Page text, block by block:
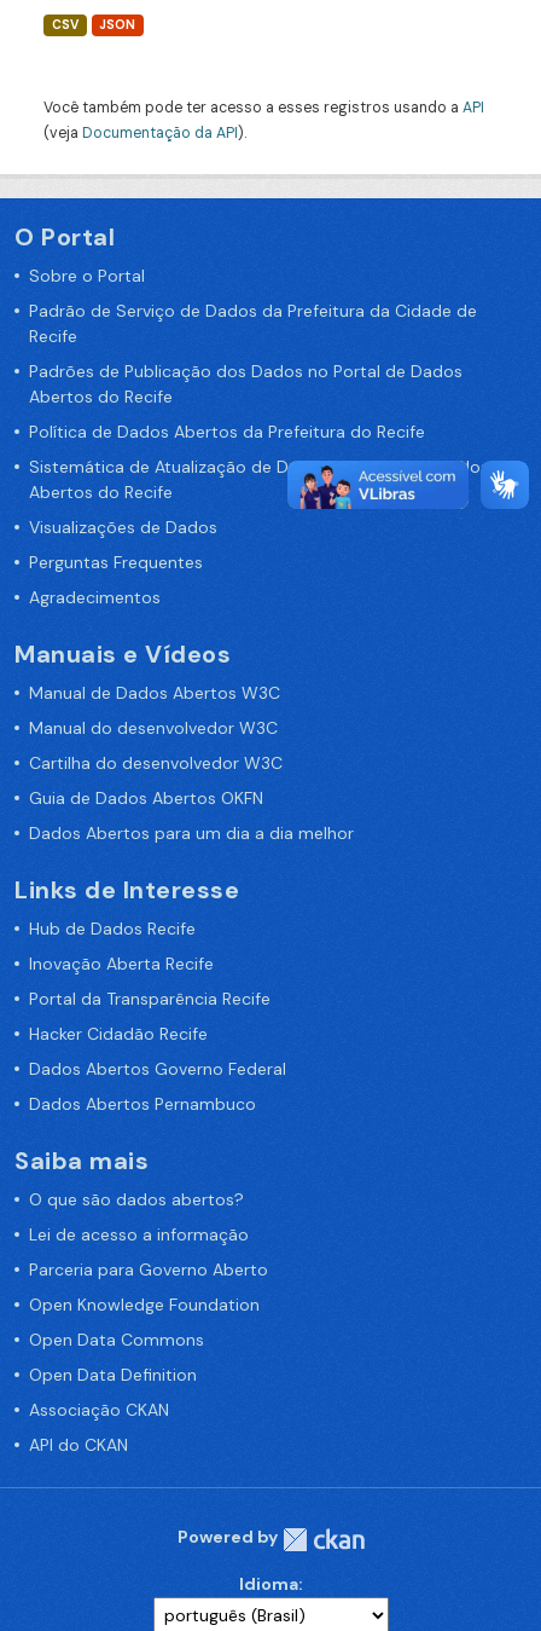
CSV JSON
Você também pode ter acesso a esses registros usando a API
(veja Documentação da API).
O Portal
Sobre o Portal
Padrão de Serviço de Dados da Prefeitura da Cidade de
Recife
Padrões de Publicação dos Dados no Portal de Dados
Abertos do Recife
Política de Dados Abertos da Prefeitura do Recife
Sistemática de Atualização de Dados do Portal de Dados
Abertos do Recife
Visualizações de Dados
Perguntas Frequentes
Agradecimentos
Manuais e Vídeos
Manual de Dados Abertos W3C
Manual do desenvolvedor W3C
Cartilha do desenvolvedor W3C
Guia de Dados Abertos OKFN
Dados Abertos para um dia a dia melhor
Links de Interesse
Hub de Dados Recife
Inovação Aberta Recife
Portal da Transparência Recife
Hacker Cidadão Recife
Dados Abertos Governo Federal
Dados Abertos Pernambuco
Saiba mais
O que são dados abertos?
Lei de acesso a informação
Parceria para Governo Aberto
Open Knowledge Foundation
Open Data Commons
Open Data Definition
Associação CKAN
API do CKAN
Powered by
Idioma